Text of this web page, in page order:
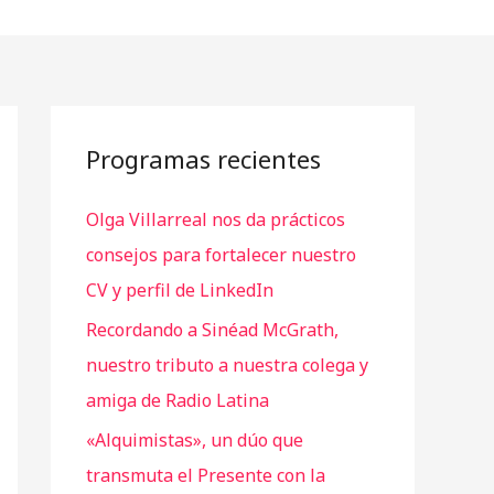
Programas recientes
Olga Villarreal nos da prácticos
consejos para fortalecer nuestro
CV y perfil de LinkedIn
Recordando a Sinéad McGrath,
nuestro tributo a nuestra colega y
amiga de Radio Latina
«Alquimistas», un dúo que
transmuta el Presente con la